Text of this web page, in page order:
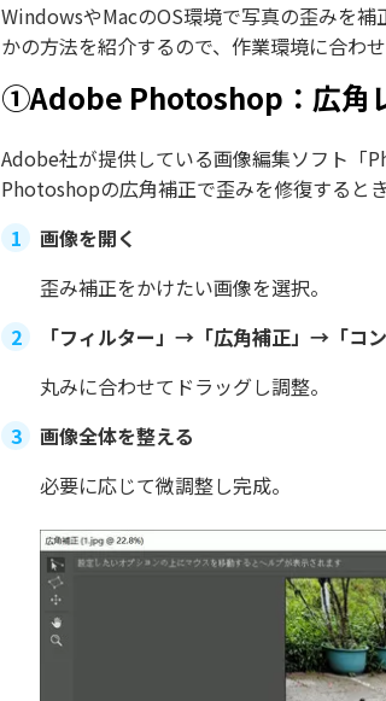
WindowsやMacのOS環境で写真の歪みを
かの方法を紹介するので、作業環境に合わ
①Adobe Photoshop：広角
Adobe社が提供している画像編集ソフト「
Photoshopの広角補正で歪みを修復すると
画像を開く
歪み補正をかけたい画像を選択。
「フィルター」→「広角補正」→「コ
丸みに合わせてドラッグし調整。
画像全体を整える
必要に応じて微調整し完成。